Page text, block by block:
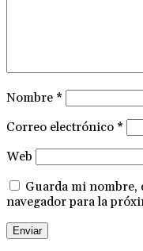
Nombre *
Correo electrónico *
Web
Guarda mi nombre,
navegador para la